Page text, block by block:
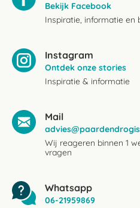
Bekijk Facebook
Inspiratie, informatie en
Instagram
Ontdek onze stories
Inspiratie & informatie
Mail
Wij reageren binnen 1
vragen
Whatsapp
06-21959869